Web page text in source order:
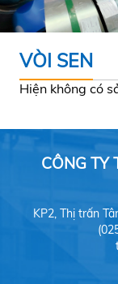
VÒI SEN
Hiện không có
CÔNG TY
KP2, Thị trấn